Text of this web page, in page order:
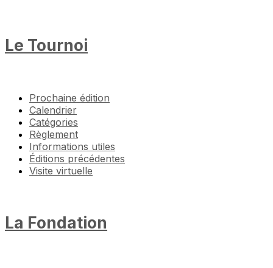
Le Tournoi
Prochaine édition
Calendrier
Catégories
Règlement
Informations utiles
Éditions précédentes
Visite virtuelle
La Fondation